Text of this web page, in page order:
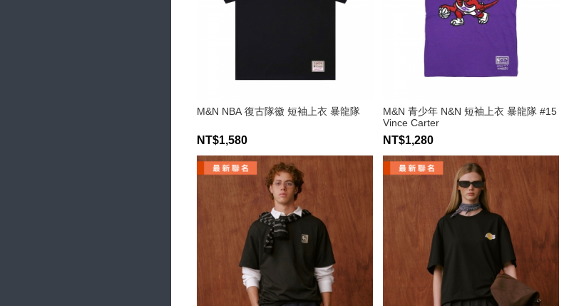
M&N NBA 復古隊徽 短袖上衣 暴龍隊
NT$1,580
M&N 青少年 N&N 短袖上衣 暴龍隊 #15
Vince Carter
NT$1,280